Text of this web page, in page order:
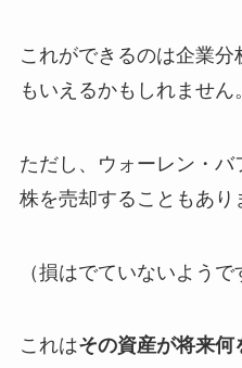
これができるのは企業分
もいえるかもしれません。
ただし、ウォーレン・バ
株を売却することもあり
（損はでていないようで
これはその資産が将来何